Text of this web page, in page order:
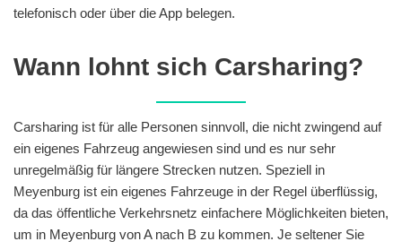
telefonisch oder über die App belegen.
Wann lohnt sich Carsharing?
Carsharing ist für alle Personen sinnvoll, die nicht zwingend auf
ein eigenes Fahrzeug angewiesen sind und es nur sehr
unregelmäßig für längere Strecken nutzen. Speziell in
Meyenburg ist ein eigenes Fahrzeuge in der Regel überflüssig,
da das öffentliche Verkehrsnetz einfachere Möglichkeiten bieten,
um in Meyenburg von A nach B zu kommen. Je seltener Sie